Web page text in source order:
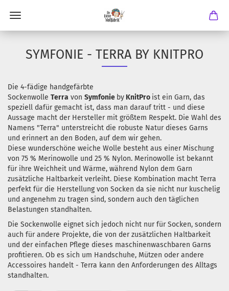
SYMFONIE - TERRA BY KNITPRO
Die 4-fädige handgefärbte
Sockenwolle Terra von Symfonie by KnitPro ist ein Garn, das
speziell dafür gemacht ist, dass man darauf tritt - und diese
Aussage macht der Hersteller mit größtem Respekt. Die Wahl des
Namens "Terra" unterstreicht die robuste Natur dieses Garns
und erinnert an den Boden, auf dem wir gehen.
Diese wunderschöne weiche Wolle besteht aus einer Mischung
von 75 % Merinowolle und 25 % Nylon. Merinowolle ist bekannt
für ihre Weichheit und Wärme, während Nylon dem Garn
zusätzliche Haltbarkeit verleiht. Diese Kombination macht Terra
perfekt für die Herstellung von Socken da sie nicht nur kuschelig
und angenehm zu tragen sind, sondern auch den täglichen
Belastungen standhalten.
Die Sockenwolle eignet sich jedoch nicht nur für Socken, sondern
auch für andere Projekte, die von der zusätzlichen Haltbarkeit
und der einfachen Pflege dieses maschinenwaschbaren Garns
profitieren. Ob es sich um Handschuhe, Mützen oder andere
Accessoires handelt - Terra kann den Anforderungen des Alltags
standhalten.